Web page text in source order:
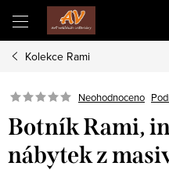
obsah
Kolekce Rami
Neohodnoceno
Botník Rami,
nábytek z